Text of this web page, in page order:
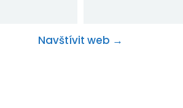
Navštívit web →